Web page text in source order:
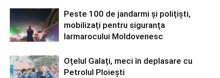
Peste 100 de jandarmi și polițiști,
mobilizați pentru siguranța
Iarmarocului Moldovenesc
Oțelul Galați, meci în deplasare cu
Petrolul Ploiești